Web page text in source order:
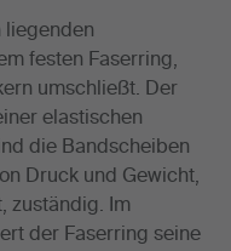
liegenden
festen Faserring,
umschließt. Der
elastischen
die Bandscheiben
Druck und Gewicht,
zuständig. Im
der Faserring seine